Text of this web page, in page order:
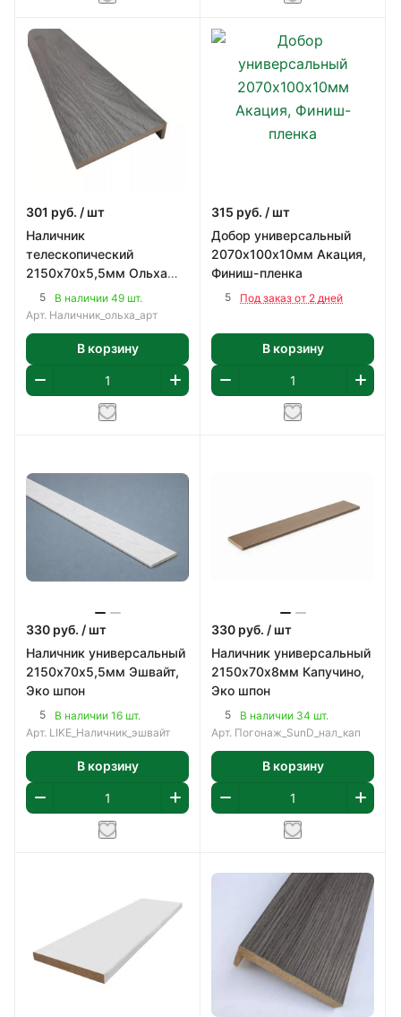
301 руб. / шт
Наличник
телескопический
2150х70х5,5мм Ольха
серая, ПВХ
5
В наличии 49 шт.
Арт. Наличник_ольха_арт
В корзину
315 руб. / шт
Добор универсальный
2070х100х10мм Акация,
Финиш-пленка
5 Под заказ от 2 дней
В корзину
330 руб. / шт
Наличник универсальный
2150х70х5,5мм Эшвайт,
Эко шпон
5
В наличии 16 шт.
Арт. LIKE_Наличник_эшвайт
В корзину
330 руб. / шт
Наличник универсальный
2150х70х8мм Капучино,
Эко шпон
5
В наличии 34 шт.
Арт. Погонаж_SunD_нал_кап
В корзину